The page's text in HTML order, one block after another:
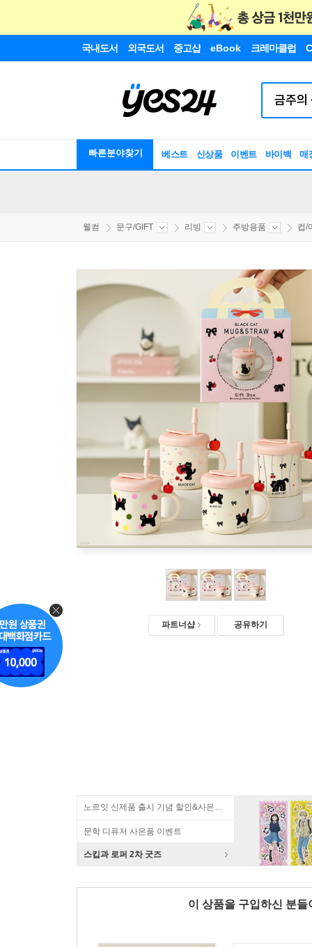
국내도서 외국도서 중고샵 eBook 크레마클럽
빠른분야찾기 베스트 신상품 이벤트 바이백 매
웰컴 문구/GIFT 리빙 주방용품 컵/
파트너샵 공유하기
노르잇 신제품 출시 기념 할인&사은품 증정!
문학 디퓨저 사은품 이벤트
스킵과 로퍼 2차 굿즈
이 상품을 구입하신 분